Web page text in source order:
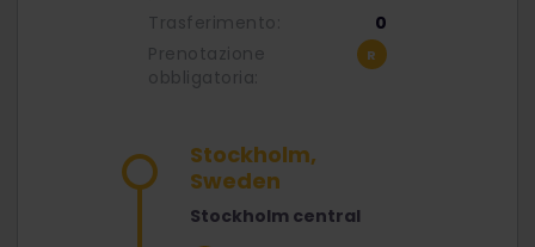
Trasferimento:
0
Prenotazione
obbligatoria:
Stockholm,
Sweden
Stockholm central